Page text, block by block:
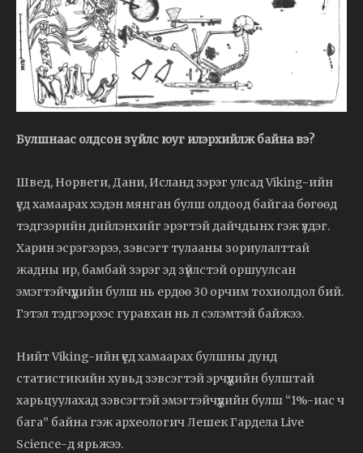
Булшнаас олдсон зүйлс юуг илэрхийлж байна вэ?
Швед, Норвеги, Дани, Исланд зэрэг улсад Viking-ийн
үед хамаарах хэдэн мянган булш олдоод байгаа бөгөөд
тэдгээрийн дийлэнхийг эрэгтэй дайчдынх гэж үздэг.
Харин эсрэгээрээ, зэвсэгт тулааны зориулалттай
жадны ир, бамбай зэрэг эд зүйлстэй оршуулсан
эмэгтэйчүүдийн булш нь ердөө 30 орчим тохиолдол бий.
Гэтэл тэдгээрээс гуравхан нь л сэлэмтэй байжээ.
Нийт Viking-ийн үед хамаарах булшны дунд
статистикийн хувьд зэвсэгтэй эрчүүдийн булштай
харьцуулахад зэвсэгтэй эмэгтэйчүүдийн булш “1%-иас ч
бага” байна гэж археологич Лешек Гардела Live
Science-д ярьжээ.